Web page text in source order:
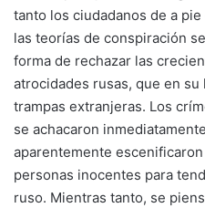
tanto los ciudadanos de a
las teorías de conspiración
forma de rechazar las
atrocidades rusas, que en
trampas extranjeras. Los
se achacaron
aparentemente
personas inocentes para
ruso. Mientras tanto, se